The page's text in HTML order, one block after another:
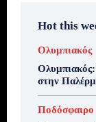
Hot this
Ολυμπιακός
στην
Ποδόσφαιρο